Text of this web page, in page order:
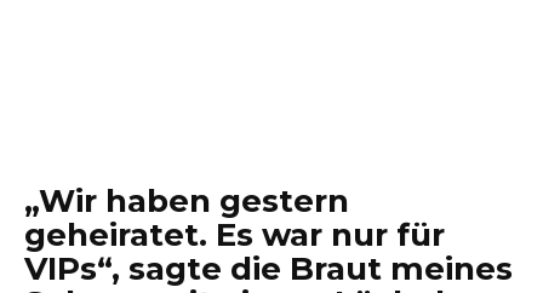
„Wir haben gestern
geheiratet. Es war nur für
VIPs“, sagte die Braut meines